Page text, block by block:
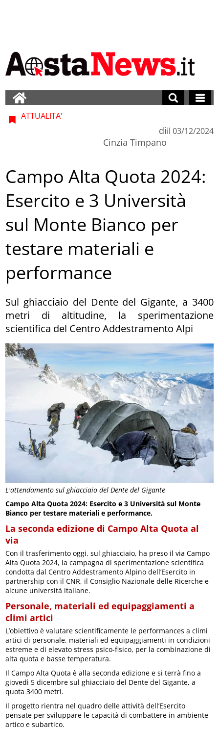
L'attendamento sul ghiacciaio del Dente del Gigante
ATTUALITA'
di
Cinzia Timpano
il 03/12/2024
Campo Alta Quota 2024:
Esercito e 3 Università
sul Monte Bianco per
testare materiali e
performance
Sul ghiacciaio del Dente del Gigante, a 3400
metri di altitudine, la sperimentazione
scientifica del Centro Addestramento Alpi
Campo Alta Quota 2024: Esercito e 3 Università sul Monte
Bianco per testare materiali e performance.
La seconda edizione di Campo Alta Quota al
via
Con il trasferimento oggi, sul ghiacciaio, ha preso il via Campo
Alta Quota 2024, la campagna di sperimentazione scientifica
condotta dal Centro Addestramento Alpino dell’Esercito in
partnership con il CNR, il Consiglio Nazionale delle Ricerche e
alcune università italiane.
Personale, materiali ed equipaggiamenti a
climi artici
L’obiettivo è valutare scientificamente le performances a climi
artici di personale, materiali ed equipaggiamenti in condizioni
estreme e di elevato stress psico-fisico, per la combinazione di
alta quota e basse temperatura.
Il Campo Alta Quota è alla seconda edizione e si terrà fino a
giovedì 5 dicembre sul ghiacciaio del Dente del Gigante, a
quota 3400 metri.
Il progetto rientra nel quadro delle attività dell’Esercito
pensate per sviluppare le capacità di combattere in ambiente
artico e subartico.